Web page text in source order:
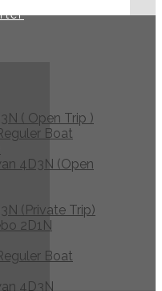
( Open Trip )
Boat
4D3N (Open
(Private Trip)
2D1N
Boat
4D3N